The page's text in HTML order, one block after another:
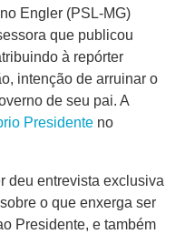
Engler (PSL-MG)
que publicou
à repórter
intenção de arruinar o
de seu pai. A
Presidente no
deu entrevista exclusiva
o que enxerga ser
Presidente, e também